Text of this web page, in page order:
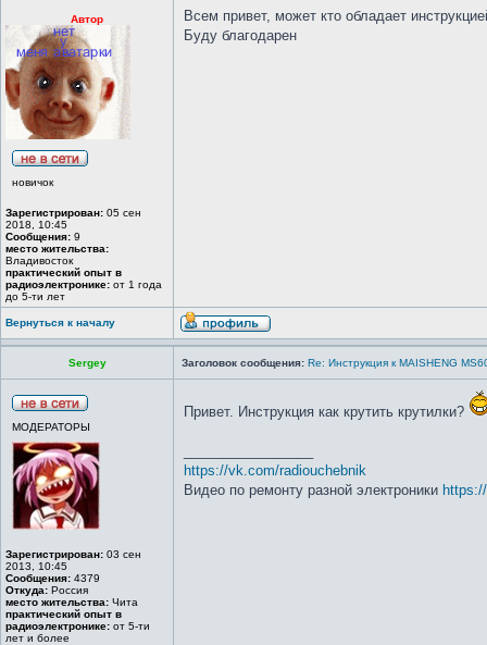
Автор
новичок
Зарегистрирован: 05 сен
2018, 10:45
Сообщения: 9
место жительства:
Владивосток
практический опыт в
радиоэлектронике: от 1 года
до 5-ти лет
Всем привет, может кто обладает
Буду благодарен
Вернуться к началу
Sergey Заголовок сообщения: Re: Инструкция к MAISHENG
МОДЕРАТОРЫ
Зарегистрирован: 03 сен
2013, 10:45
Сообщения: 4379
Откуда: Россия
место жительства: Чита
практический опыт в
радиоэлектронике: от 5-ти
лет и более
Привет. Инструкция как крутить крутилки?
https://vk.com/radiouchebnik
Видео по ремонту разной электроники